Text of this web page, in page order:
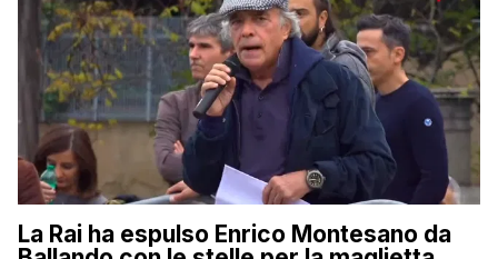
La Rai ha espulso Enrico Montesano da